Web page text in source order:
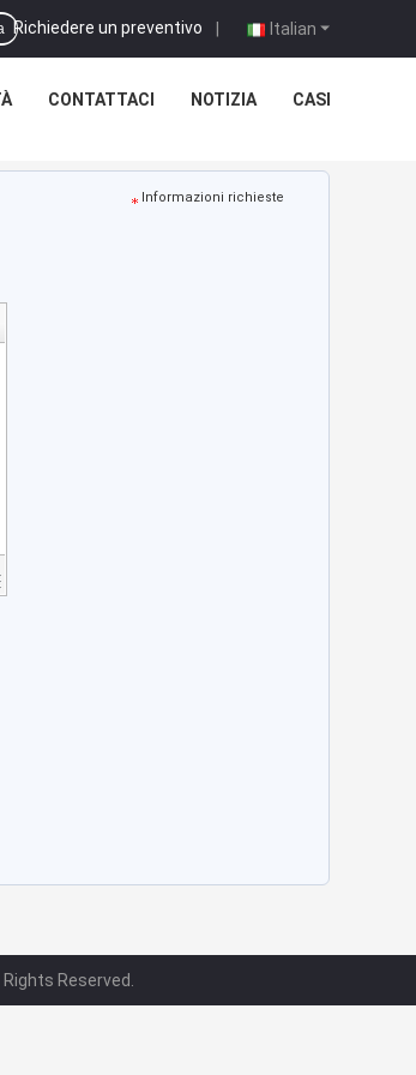
Italian
Richiedere un preventivo |
CONTATTACI NOTIZIA CASI
Informazioni richieste
Reserved.